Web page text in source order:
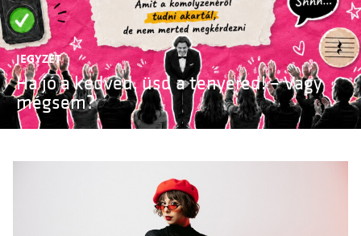
JEGYZET
Ha jó a kedved, üsd a tenyered! – Vagy
mégsem?